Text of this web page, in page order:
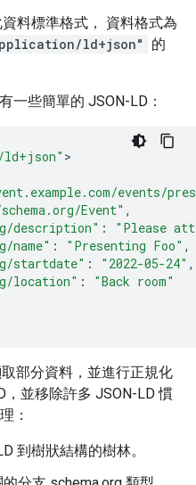
料標準格式， 資料格式為
ld+json"
的
一些簡單的 JSON-LD：
events/
Event" ,
description" :
"Please
name" : "Presenting Foo" ,
startdate" : "2022-05-24" ,
location" :
"Back room"
部分資料，並進行正規化
並移除許多 JSON-LD 慣
：
到樹狀結構的樹林。